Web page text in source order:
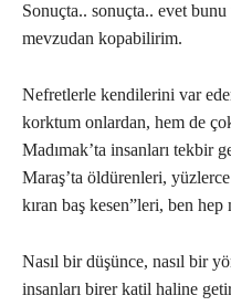
Sonuçta.. sonuçta.. evet
mevzudan kopabilirim.
Nefretlerle kendilerini var
korktum onlardan, hem de
Madımak’ta insanları tekbir
Maraş’ta öldürenleri,
kıran baş kesen”leri, ben hep
Nasıl bir düşünce, nasıl bir
insanları birer katil haline